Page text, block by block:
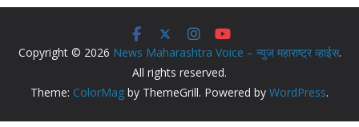
Copyright © 2026 News Maharashtra Voice – न्युज महाराष्ट्र व्हाईस.
All rights reserved.
Theme: ColorMag by ThemeGrill. Powered by WordPress.